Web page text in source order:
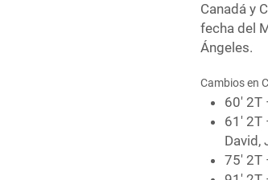
Canadá y
fecha del
Ángeles.
Cambios en
60′
61′
David,
75′